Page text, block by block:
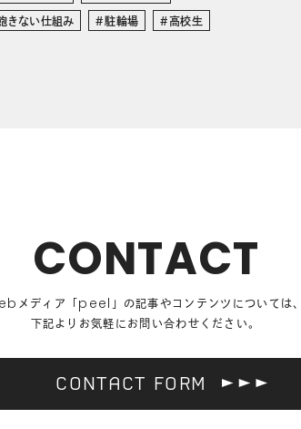
きない仕組み 駐輪場 高校生
CONTACT
メディア「 peel 」の記事や コンテンツについては、
下記よりお気軽にお問い合わせください。
CONTACT FORM